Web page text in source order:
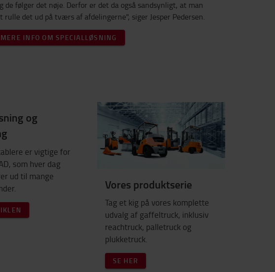
de følger det nøje. Derfor er det da også sandsynligt, at man
rulle det ud på tværs af afdelingerne", siger Jesper Pedersen.
INFO OM SPECIALLØSNING
og
er vigtige for
som hver dag
ud til mange
Vores produktserie
Tag et kig på vores komplette
udvalg af gaffeltruck, inklusiv
reachtruck, palletruck og
plukketruck.
SE HER